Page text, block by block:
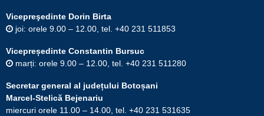
Vicepreşedinte Dorin Birta
joi: orele 9.00 – 12.00, tel. +40 231 511853
Vicepreședinte Constantin Bursuc
marți: orele 9.00 – 12.00, tel. +40 231 511280
Secretar general al județului Botoșani
Marcel-Stelică Bejenariu
miercuri orele 11.00 – 14.00, tel. +40 231 531635